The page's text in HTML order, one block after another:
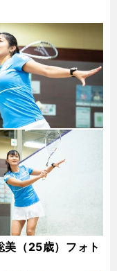
美（25歳）フォト